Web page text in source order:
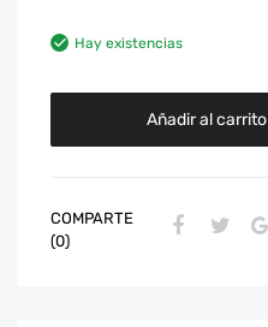
Hay existencias
Añadir al carrito
COMPARTE
(0)